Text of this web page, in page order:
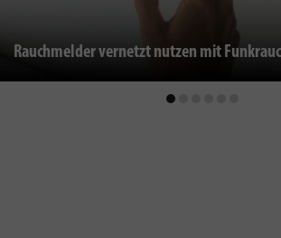
Rauchmelder vernetzt nutzen mit